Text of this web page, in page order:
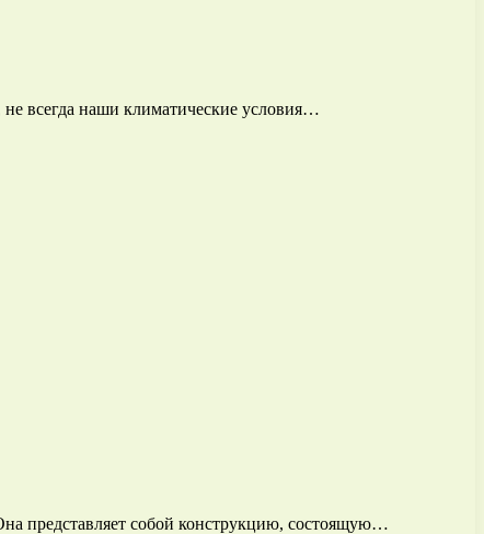
всегда наши климатические условия…
представляет собой конструкцию, состоящую…